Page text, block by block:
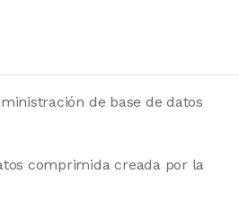
de base de datos
comprimida creada por la